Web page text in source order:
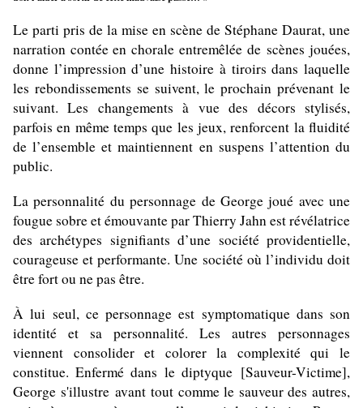
Le parti pris de la mise en scène de Stéphane Daurat, une
narration contée en chorale entremêlée de scènes jouées,
donne l’impression d’une histoire à tiroirs dans laquelle
les rebondissements se suivent, le prochain prévenant le
suivant. Les changements à vue des décors stylisés,
parfois en même temps que les jeux, renforcent la fluidité
de l’ensemble et maintiennent en suspens l’attention du
public.
La personnalité du personnage de George joué avec une
fougue sobre et émouvante par Thierry Jahn est révélatrice
des archétypes signifiants d’une société providentielle,
courageuse et performante. Une société où l’individu doit
être fort ou ne pas être.
À lui seul, ce personnage est symptomatique dans son
identité et sa personnalité. Les autres personnages
viennent consolider et colorer la complexité qui le
constitue. Enfermé dans le diptyque[Sauveur-Victime],
George s'illustre avant tout comme le sauveur des autres,